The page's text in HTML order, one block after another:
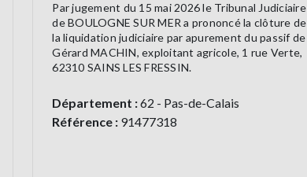
Par jugement du 15 mai 2026 le Tribunal Judiciaire
de BOULOGNE SUR MER a prononcé la clôture de
la liquidation judiciaire par apurement du passif de
Gérard MACHIN, exploitant agricole, 1 rue Verte,
62310 SAINS LES FRESSIN.
Département :62 - Pas-de-Calais
Référence : 91477318